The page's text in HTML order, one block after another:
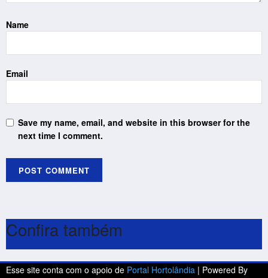
Name
Email
Save my name, email, and website in this browser for the
next time I comment.
Confira também
Esse site conta com o apoio de Portal Hortolândia | Powered By